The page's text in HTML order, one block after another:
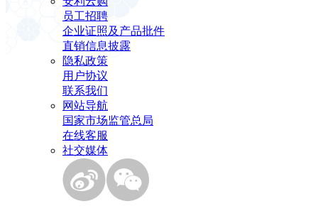
员工招聘
企业证照及产品批件
直销信息披露
隐私政策
用户协议
联系我们
网站导航
国家市场监管总局
在线客服
社交媒体